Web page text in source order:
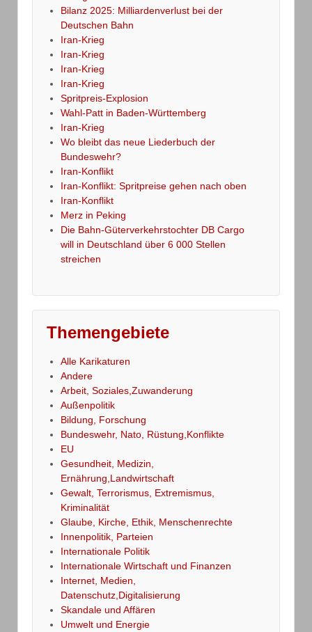
Bilanz 2025: Milliardenverlust bei der
Deutschen Bahn
Iran-Krieg
Iran-Krieg
Iran-Krieg
Iran-Krieg
Spritpreis-Explosion
Wahl-Patt in Baden-Württemberg
Iran-Krieg
Wo bleibt das neue Liederbuch der
Bundeswehr?
Iran-Konflikt
Iran-Konflikt: Spritpreise gehen nach oben
Iran-Konflikt
Merz in Peking
Die Bahn-Güterverkehrstochter DB Cargo
will in Deutschland über 6 000 Stellen
streichen
Themengebiete
Alle Karikaturen
Andere
Arbeit, Soziales,Zuwanderung
Außenpolitik
Bildung, Forschung
Bundeswehr, Nato, Rüstung,Konflikte
EU
Gesundheit, Medizin,
Ernährung,Landwirtschaft
Gewalt, Terrorismus, Extremismus,
Kriminalität
Glaube, Kirche, Ethik, Menschenrechte
Innenpolitik, Parteien
Internationale Politik
Internationale Wirtschaft und Finanzen
Internet, Medien,
Datenschutz,Digitalisierung
Skandale und Affären
Umwelt und Energie